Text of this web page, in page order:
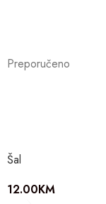
Preporučeno
Šal
12.00KM